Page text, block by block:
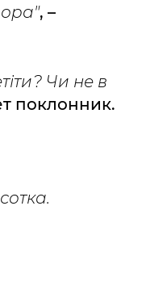
", –
Чи не в
поклонник.